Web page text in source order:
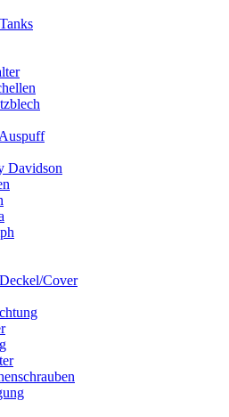
Tanks
Auspuff
Davidson
Deckel/Cover